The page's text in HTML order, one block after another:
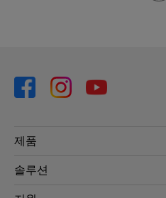
제품
프로젝터
솔루션
Eye-Care 모니터